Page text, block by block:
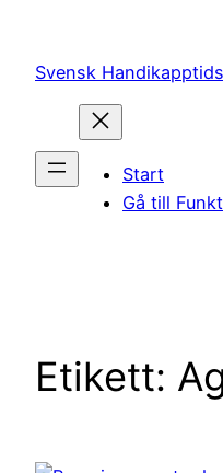
innehåll
Svensk
Start
Gå till
Etikett: